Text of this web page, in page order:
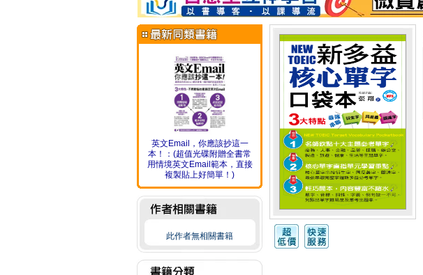
英文Email，你應該抄這一
本！：(超值光碟附贈全書常
用情境英文Email範本，直接
複製貼上好簡單！)
此作者無相關書籍